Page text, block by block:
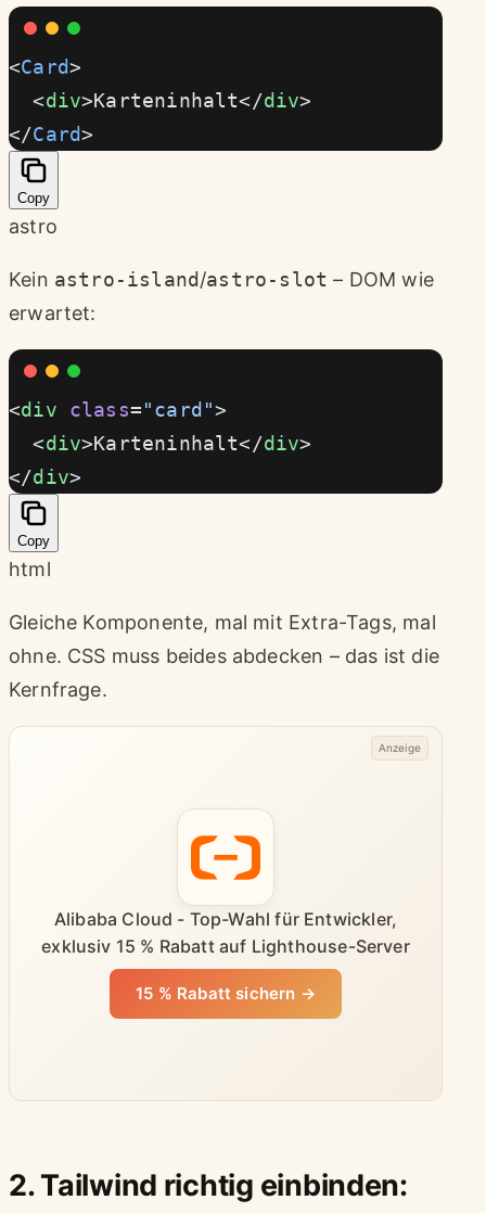
<Card>
  <
div>Karteninhalt</div>
</Card>
Copy
astro
Kein astro-island/astro-slot – DOM wie
erwartet:
<div class="card">
  <
div>Karteninhalt</div>
</div>
Copy
html
Gleiche Komponente, mal mit Extra-Tags, mal
ohne. CSS muss beides abdecken – das ist die
Kernfrage.
Alibaba Cloud - Top-Wahl für Entwickler,
exklusiv 15 % Rabatt auf Lighthouse-Server
15 % Rabatt sichern →
Anzeige
2. Tailwind richtig einbinden: